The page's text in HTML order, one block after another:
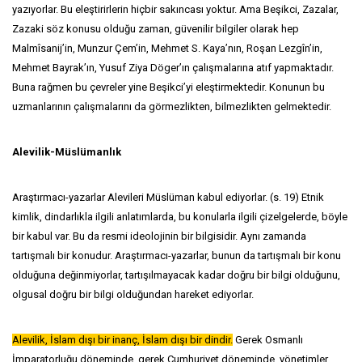
yazıyorlar. Bu eleştirirlerin hiçbir sakıncası yoktur. Ama Beşikci, Zazalar,
Zazaki söz konusu olduğu zaman, güvenilir bilgiler olarak hep
Malmîsanij’in, Munzur Çem’in, Mehmet S. Kaya’nın, Roşan Lezgîn’in,
Mehmet Bayrak’ın, Yusuf Ziya Döger’ın çalışmalarına atıf yapmaktadır.
Buna rağmen bu çevreler yine Beşikci’yi eleştirmektedir. Konunun bu
uzmanlarının çalışmalarını da görmezlikten, bilmezlikten gelmektedir.
Alevilik-Müslümanlık
Araştırmacı-yazarlar Alevileri Müslüman kabul ediyorlar. (s. 19) Etnik
kimlik, dindarlıkla ilgili anlatımlarda, bu konularla ilgili çizelgelerde, böyle
bir kabul var. Bu da resmi ideolojinin bir bilgisidir. Aynı zamanda
tartışmalı bir konudur. Araştırmacı-yazarlar, bunun da tartışmalı bir konu
olduğuna değinmiyorlar, tartışılmayacak kadar doğru bir bilgi olduğunu,
olgusal doğru bir bilgi olduğundan hareket ediyorlar.
Alevilik, İslam dışı bir inanç, İslam dışı bir dindir. Gerek Osmanlı
İmparatorluğu döneminde, gerek Cumhuriyet döneminde, yönetimler,